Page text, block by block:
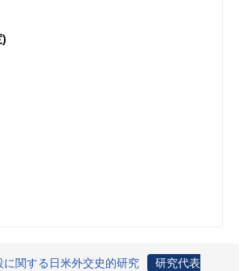
)
に関する日米外交史的研究
研究代表